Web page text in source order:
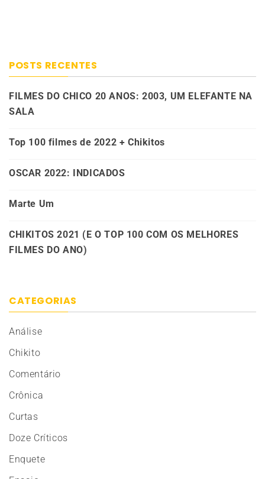
POSTS RECENTES
FILMES DO CHICO 20 ANOS: 2003, UM ELEFANTE NA
SALA
Top 100 filmes de 2022 + Chikitos
OSCAR 2022: INDICADOS
Marte Um
CHIKITOS 2021 (E O TOP 100 COM OS MELHORES
FILMES DO ANO)
CATEGORIAS
Análise
Chikito
Comentário
Crônica
Curtas
Doze Críticos
Enquete